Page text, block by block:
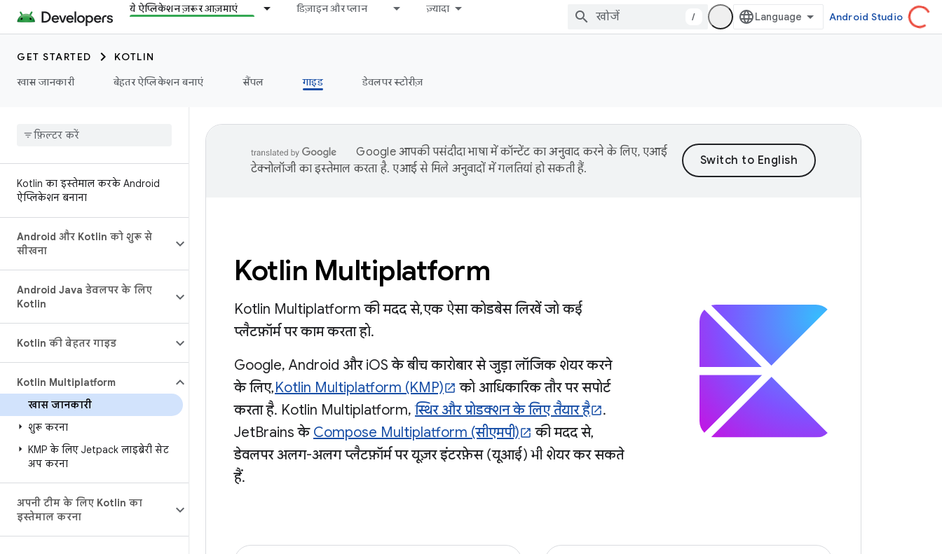
ये ऐप्लिकेशन ज़रूर आज़माएं डिज़ाइन और प्लान ज़्यादा
/ Android Studio
GET STARTED
KOTLIN
खास जानकारी
बेहतर ऐप्लिकेशन बनाएं सैंपल गाइड डेवलपर स्टोरीज़
Kotlin का इस्तेमाल करके Android
ऐप्लिकेशन बनाना
Android और Kotlin को शुरू से
सीखना
Android Java डेवलपर के लिए
Kotlin
Kotlin की बेहतर गाइड
Kotlin Multiplatform
खास जानकारी
शुरू करना
KMP के लिए Jetpack लाइब्रेरी सेट
अप करना
अपनी टीम के लिए Kotlin का
इस्तेमाल करना
Google आपकी पसंदीदा भाषा में कॉन्टेंट का अनुवाद करने के लिए, एआई
टेक्नोलॉजी का इस्तेमाल करता है. एआई से मिले अनुवादों में गलतियां हो सकती हैं.
Kotlin Multiplatform
Kotlin Multiplatform की मदद से, एक ऐसा कोडबेस लिखें जो कई
प्लैटफ़ॉर्म पर काम करता हो.
Google, Android और iOS के बीच कारोबार से जुड़ा लॉजिक शेयर करने
के लिए,Kotlin Multiplatform (KMP)
को आधिकारिक तौर पर सपोर्ट
करता है. Kotlin Multiplatform,स्थिर और प्रोडक्शन के लिए तैयार है
.
JetBrains के Compose Multiplatform (सीएमपी)
की मदद से,
डेवलपर अलग-अलग प्लैटफ़ॉर्म पर यूज़र इंटरफ़ेस (यूआई) भी शेयर कर सकते
हैं.